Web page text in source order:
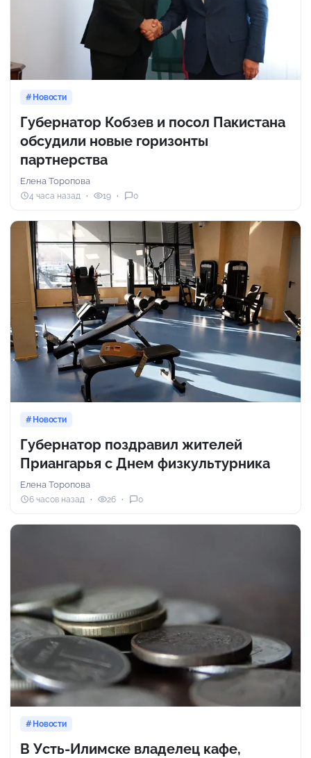
Новости
Губернатор Кобзев и посол Пакистана
обсудили новые горизонты
партнерства
Елена Торопова
4 часа назад 19 0
Новости
Губернатор поздравил жителей
Приангарья с Днем физкультурника
Елена Торопова
6 часов назад 26 0
Новости
В Усть-Илимске владелец кафе,